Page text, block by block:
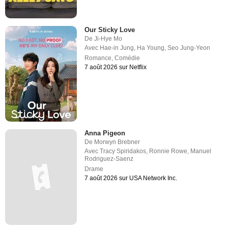
Our Sticky Love
DeJi-Hye Mo
Avec Hae-in Jung Ha Young ,Seo Jung-Yeon
Romance ,Comédie
7 août 2026 sur Netflix
Anna Pigeon
De Morwyn Brebner
AvecTracy Spiridakos, Ronnie Rowe, Manuel
Rodriguez-Saenz
Drame
7 août 2026 sur USA Network Inc.